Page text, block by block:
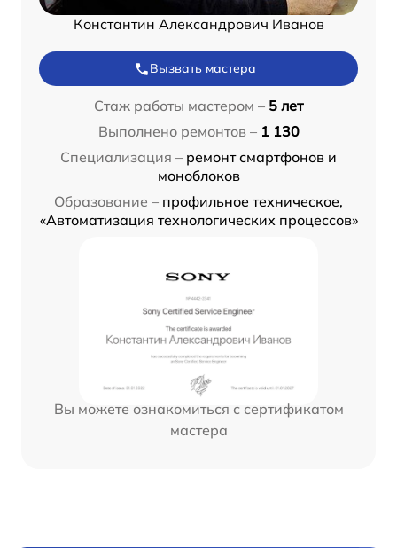
Константин Александрович Иванов
Вызвать мастера
Стаж работы мастером – 5 лет
Выполнено ремонтов – 1 130
Специализация – ремонт смартфонов и
моноблоков
Образование – профильное техническое,
«Автоматизация технологических процессов»
Вы можете ознакомиться с сертификатом
мастера